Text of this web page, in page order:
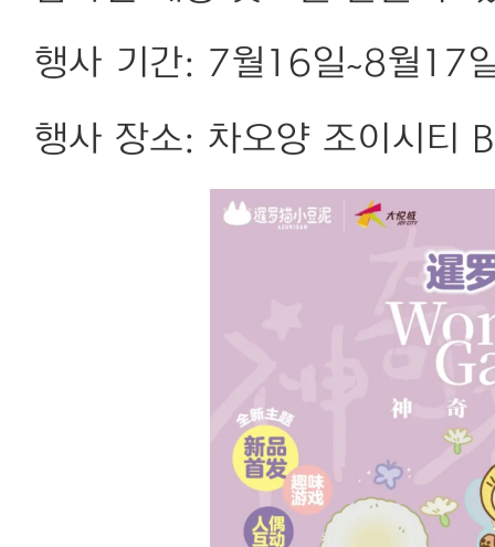
행사 기간: 7월16일~8월17
행사 장소: 차오양 조이시티